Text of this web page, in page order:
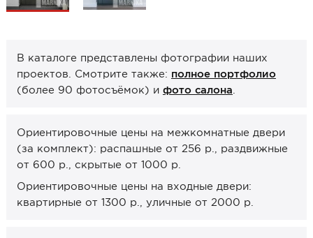
Ручки дверные
Завертки, блокады
Системы открывания
Каталоги от производителей
Сервис
Консультация
В каталоге представлены фотографии наших
проектов. Смотрите также: полное портфолио
(более 90 фотосъёмок) и фото салона
Ориентировочные цены на межкомнатные двери
(за комплект): распашные от 256 р., раздвижные
от 600 р., скрытые от 1000 р.
Ориентировочные цены на входные двери:
квартирные от 1300 р., уличные от 2000 р.